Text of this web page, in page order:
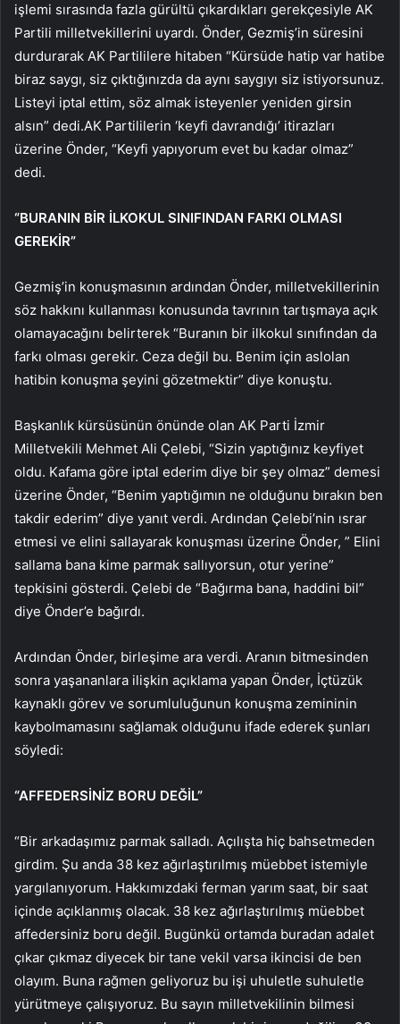
işlemi sırasında fazla gürültü çıkardıkları gerekçesiyle AK
Partili milletvekillerini uyardı. Önder, Gezmiş’in süresini
durdurarak AK Partililere hitaben “Kürsüde hatip var hatibe
biraz saygı, siz çıktığınızda da aynı saygıyı siz istiyorsunuz.
Listeyi iptal ettim, söz almak isteyenler yeniden girsin
alsın” dedi.AK Partililerin ‘keyfi davrandığı’ itirazları
üzerine Önder, “Keyfi yapıyorum evet bu kadar olmaz”
dedi.
“BURANIN BİR İLKOKUL SINIFINDAN FARKI OLMASI
GEREKİR”
Gezmiş’in konuşmasının ardından Önder, milletvekillerinin
söz hakkını kullanması konusunda tavrının tartışmaya açık
olamayacağını belirterek “Buranın bir ilkokul sınıfından da
farkı olması gerekir. Ceza değil bu. Benim için aslolan
hatibin konuşma şeyini gözetmektir” diye konuştu.
Başkanlık kürsüsünün önünde olan AK Parti İzmir
Milletvekili Mehmet Ali Çelebi, “Sizin yaptığınız keyfiyet
oldu. Kafama göre iptal ederim diye bir şey olmaz” demesi
üzerine Önder, “Benim yaptığımın ne olduğunu bırakın ben
takdir ederim” diye yanıt verdi. Ardından Çelebi’nin ısrar
etmesi ve elini sallayarak konuşması üzerine Önder, ” Elini
sallama bana kime parmak sallıyorsun, otur yerine”
tepkisini gösterdi. Çelebi de “Bağırma bana, haddini bil”
diye Önder’e bağırdı.
Ardından Önder, birleşime ara verdi. Aranın bitmesinden
sonra yaşananlara ilişkin açıklama yapan Önder, İçtüzük
kaynaklı görev ve sorumluluğunun konuşma zemininin
kaybolmamasını sağlamak olduğunu ifade ederek şunları
söyledi:
“AFFEDERSİNİZ BORU DEĞİL”
“Bir arkadaşımız parmak salladı. Açılışta hiç bahsetmeden
girdim. Şu anda 38 kez ağırlaştırılmış müebbet istemiyle
yargılanıyorum. Hakkımızdaki ferman yarım saat, bir saat
içinde açıklanmış olacak. 38 kez ağırlaştırılmış müebbet
affedersiniz boru değil. Bugünkü ortamda buradan adalet
çıkar çıkmaz diyecek bir tane vekil varsa ikincisi de ben
olayım. Buna rağmen geliyoruz bu işi uhuletle suhuletle
yürütmeye çalışıyoruz. Bu sayın milletvekilinin bilmesi